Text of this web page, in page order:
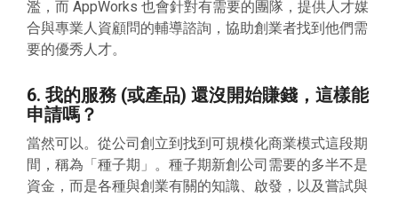
濫，而 AppWorks 也會針對有需要的團隊，提供人才媒
合與專業人資顧問的輔導諮詢，協助創業者找到他們需
要的優秀人才。
6. 我的服務 (或產品) 還沒開始賺錢，這樣能
申請嗎？
當然可以。從公司創立到找到可規模化商業模式這段期
間，稱為「種子期」。種子期新創公司需要的多半不是
資金，而是各種與創業有關的知識、啟發，以及嘗試與